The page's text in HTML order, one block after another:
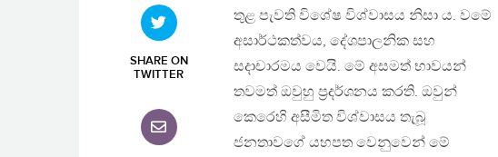
SHARE ON
TWITTER
තුළ පැවති විශේෂ විශ්වාසය නිසා ය. වමේ
අසාර්ථකත්වය, දේශපාලනික සහ
සදාචාරමය වෙයි. මේ අසමත් භාවයන්
තවමත් ඔවුහු ප‍්‍රදර්ශනය කරති. ඔවුන්
කෙරෙහි අසීමිත විශ්වාසය තැබූ
ජනතාවගේ යහපත වෙනුවෙන් මේ